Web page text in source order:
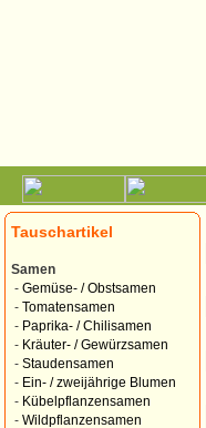
Tauschartikel
Samen
- Gemüse- / Obstsamen
- Tomatensamen
- Paprika- / Chilisamen
- Kräuter- / Gewürzsamen
- Staudensamen
- Ein- / zweijährige Blumen
- Kübelpflanzensamen
- Wildpflanzensamen